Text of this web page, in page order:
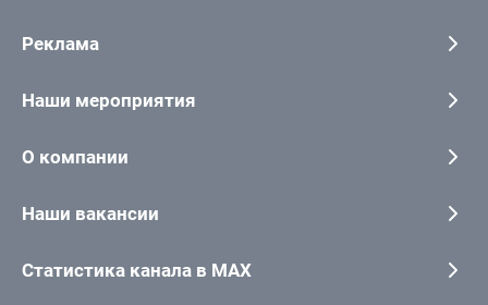
Реклама
Наши мероприятия
О компании
Наши вакансии
Статистика канала в MAX